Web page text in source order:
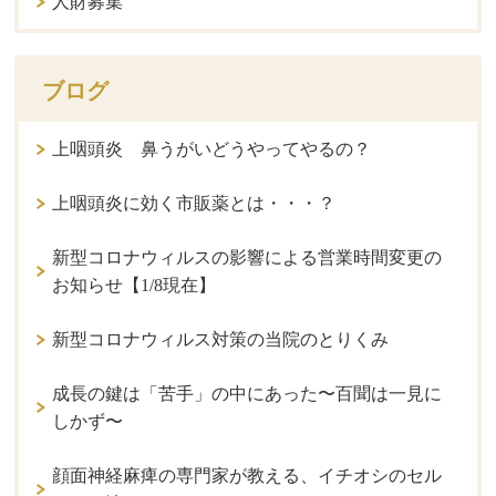
ブログ
上咽頭炎 鼻うがいどうやってやるの？
上咽頭炎に効く市販薬とは・・・？
新型コロナウィルスの影響による営業時間変更の
お知らせ【1/8現在】
新型コロナウィルス対策の当院のとりくみ
成長の鍵は「苦手」の中にあった〜百聞は一見に
しかず〜
顔面神経麻痺の専門家が教える、イチオシのセル